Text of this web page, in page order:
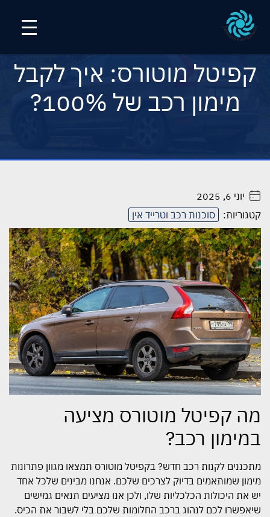
קפיטל מוטורס: איך לקבל
מימון רכב של 100%?
יוני 6, 2025
קטגוריות:
סוכנות רכב וטרייד אין
מה קפיטל מוטורס מציעה
במימון רכב?
מתכננים לקנות רכב חדש? בקפיטל מוטורס תמצאו מגוון פתרונות
מימון שמותאמים בדיוק לצרכים שלכם. אנחנו מבינים שלכל אחד
יש את היכולות הכלכליות שלו, ולכן אנו מציעים תנאים גמישים
שיאפשרו לכם לנהוג ברכב החלומות שלכם בלי לשבור את הכיס.